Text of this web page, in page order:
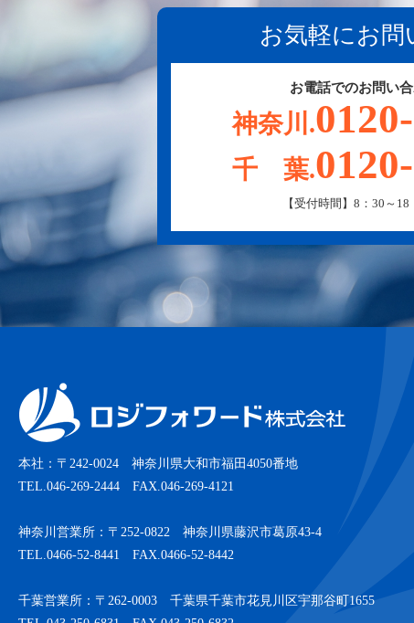
お気軽にお問
お電話でのお問い
神奈川.
千 葉.
【受付時間】8：30～
本社：〒242-0024 神奈川県大和市福田4050番地
TEL.046-269-2444 FAX.046-269-4121
神奈川営業所：〒252-0822 神奈川県藤沢市葛原43-4
TEL.0466-52-8441 FAX.0466-52-8442
千葉営業所：〒262-0003 千葉県千葉市花見川区宇那谷町1655